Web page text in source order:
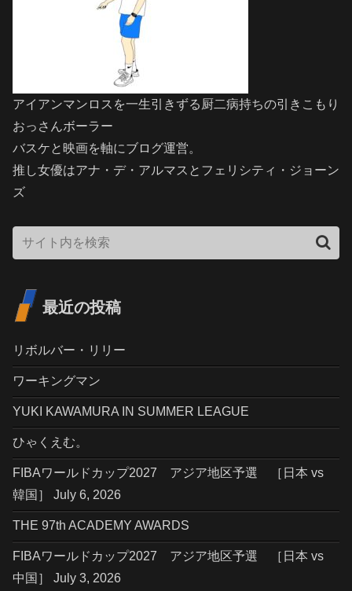
アイアンマンロスを一生引きずる厨二病持ちの引きこもり
おっさんボーラー
バスケと映画を軸にブログ運営。
推し女優はアナ・デ・アルマスとフェリシティ・ジョーン
ズ
最近の投稿
リボルバー・リリー
ワーキングマン
YUKI KAWAMURA IN SUMMER LEAGUE
ひゃくえむ。
FIBAワールドカップ2027 アジア地区予選 ［日本 vs
韓国］ July 6, 2026
THE 97th ACADEMY AWARDS
FIBAワールドカップ2027 アジア地区予選 ［日本 vs
中国］ July 3, 2026